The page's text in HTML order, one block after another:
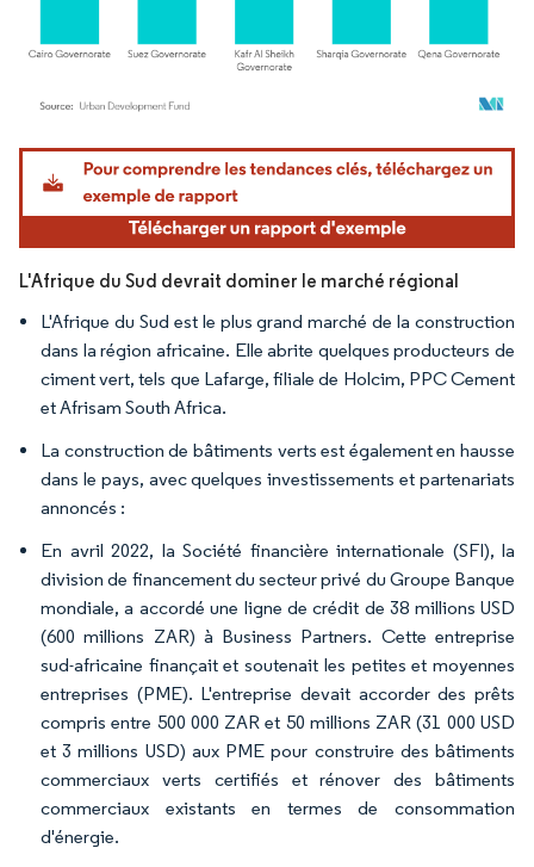
Image © Mordor Intelligence. La réutilisation nécessite une attribution sous CC BY
L'Afrique du Sud devrait dominer le marché régional
L'Afrique du Sud est le plus grand marché de la construction
dans la région africaine. Elle abrite quelques producteurs de
ciment vert, tels que Lafarge, filiale de Holcim, PPC Cement
et Afrisam South Africa.
La construction de bâtiments verts est également en hausse
dans le pays, avec quelques investissements et partenariats
annoncés :
En avril 2022, la Société financière internationale (SFI), la
division de financement du secteur privé du Groupe Banque
mondiale, a accordé une ligne de crédit de 38 millions USD
(600 millions ZAR) à Business Partners. Cette entreprise
sud-africaine finançait et soutenait les petites et moyennes
entreprises (PME). L'entreprise devait accorder des prêts
compris entre 500 000 ZAR et 50 millions ZAR (31 000 USD
et 3 millions USD) aux PME pour construire des bâtiments
commerciaux verts certifiés et rénover des bâtiments
commerciaux existants en termes de consommation
d'énergie.